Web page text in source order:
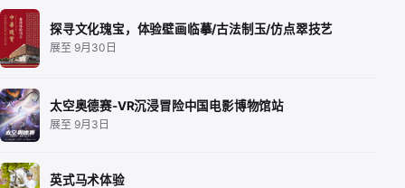
探寻文化瑰宝，体验壁画临摹/古法制玉/仿点翠技艺
展至 9月30日
太空奥德赛-VR沉浸冒险中国电影博物馆站
展至 9月3日
英式马术体验